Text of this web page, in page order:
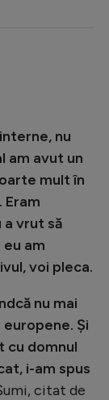
nu
am avut un
mult în
Eram
a vrut să
am
voi pleca.
nu mai
Și
cu domnul
i-am spus
citat de